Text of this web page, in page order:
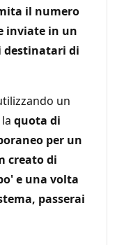
il numero
inviate in un
destinatari di
un
quota di
per un
creato di
e una volta
passerai